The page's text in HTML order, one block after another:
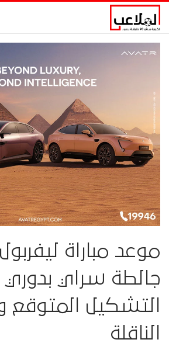
موعد مباراة
جالطة سراي بدوري
التشكيل المتوقع
الناقلة